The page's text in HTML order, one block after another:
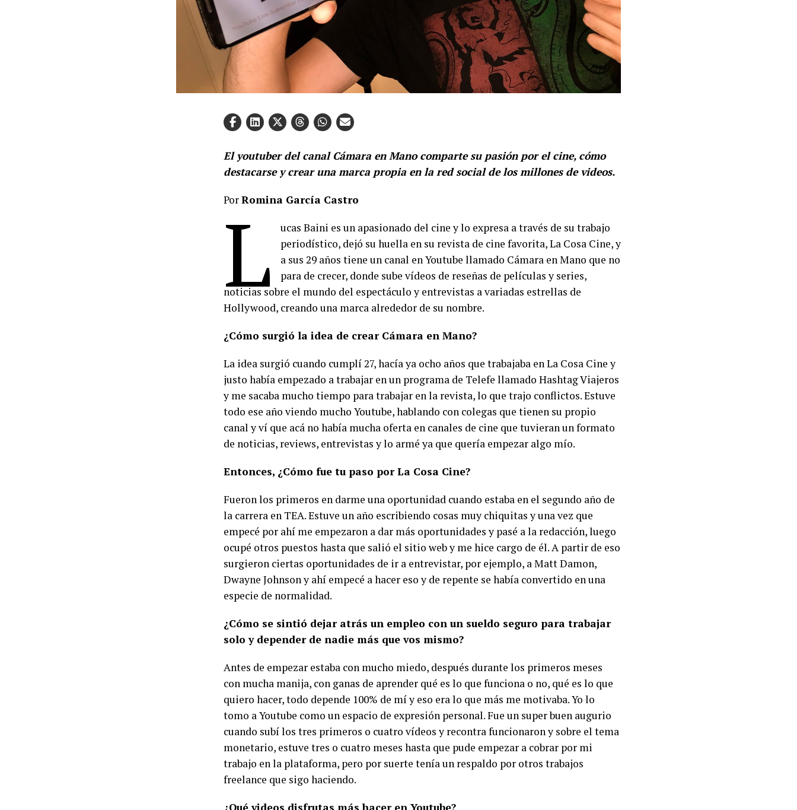
El youtuber del canal Cámara en Mano comparte su pasión por el cine, cómo
destacarse y crear una marca propia en la red social de los millones de videos.
PorRomina García Castro
L
ucas Baini es un apasionado del cine y lo expresa a través de su trabajo
periodístico, dejó su huella en su revista de cine favorita, La Cosa Cine, y
a sus 29 años tiene un canal en Youtube llamado Cámara en Mano que no
para de crecer, donde sube vídeos de reseñas de películas y series,
noticias sobre el mundo del espectáculo y entrevistas a variadas estrellas de
Hollywood, creando una marca alrededor de su nombre.
¿Cómo surgió la idea de crear Cámara en Mano?
La idea surgió cuando cumplí 27, hacía ya ocho años que trabajaba en La Cosa Cine y
justo había empezado a trabajar en un programa de Telefe llamado Hashtag Viajeros
y me sacaba mucho tiempo para trabajar en la revista, lo que trajo conflictos. Estuve
todo ese año viendo mucho Youtube, hablando con colegas que tienen su propio
canal y ví que acá no había mucha oferta en canales de cine que tuvieran un formato
de noticias, reviews, entrevistas y lo armé ya que quería empezar algo mío.
Entonces, ¿Cómo fue tu paso por La Cosa Cine?
Fueron los primeros en darme una oportunidad cuando estaba en el segundo año de
la carrera en TEA. Estuve un año escribiendo cosas muy chiquitas y una vez que
empecé por ahí me empezaron a dar más oportunidades y pasé a la redacción, luego
ocupé otros puestos hasta que salió el sitio web y me hice cargo de él. A partir de eso
surgieron ciertas oportunidades de ir a entrevistar, por ejemplo, a Matt Damon,
Dwayne Johnson y ahí empecé a hacer eso y de repente se había convertido en una
especie de normalidad.
¿Cómo se sintió dejar atrás un empleo con un sueldo seguro para trabajar
solo y depender de nadie más que vos mismo?
Antes de empezar estaba con mucho miedo, después durante los primeros meses
con mucha manija, con ganas de aprender qué es lo que funciona o no, qué es lo que
quiero hacer, todo depende 100% de mí y eso era lo que más me motivaba. Yo lo
tomo a Youtube como un espacio de expresión personal. Fue un super buen augurio
cuando subí los tres primeros o cuatro vídeos y recontra funcionaron y sobre el tema
monetario, estuve tres o cuatro meses hasta que pude empezar a cobrar por mi
trabajo en la plataforma, pero por suerte tenía un respaldo por otros trabajos
freelance que sigo haciendo.
¿Qué videos disfrutas más hacer en Youtube?